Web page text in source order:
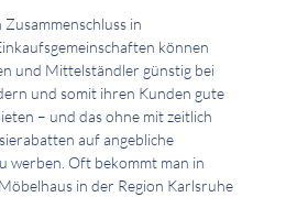
in
können
und Mittelständler günstig bei
und somit ihren Kunden gute
– und das ohne mit zeitlich
auf angebliche
werben. Oft bekommt man in
in der Region Karlsruhe